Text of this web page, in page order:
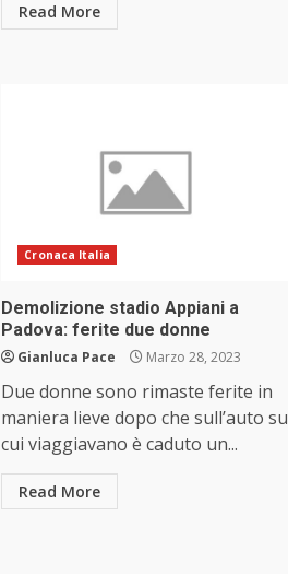
Read More
Cronaca Italia
Demolizione stadio Appiani a
Padova: ferite due donne
Gianluca Pace Marzo 28, 2023
Due donne sono rimaste ferite in
maniera lieve dopo che sull’auto su
cui viaggiavano è caduto un...
Read More